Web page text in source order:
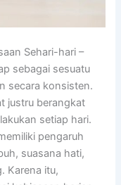
Sehari-hari –
sebagai sesuatu
secara konsisten.
justru berangkat
setiap hari.
pengaruh
suasana hati,
Karena itu,